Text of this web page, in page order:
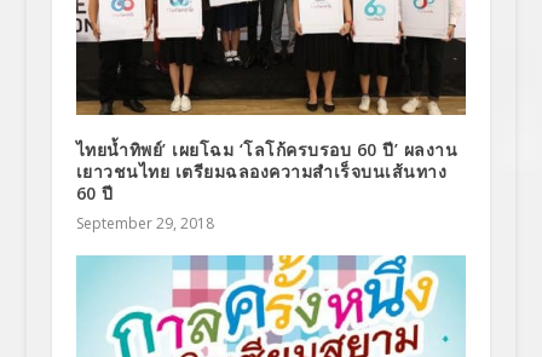
ไทยน้ำทิพย์’ เผยโฉม ‘โลโก้ครบรอบ 60 ปี’ ผลงาน
เยาวชนไทย เตรียมฉลองความสำเร็จบนเส้นทาง
60 ปี
September 29, 2018